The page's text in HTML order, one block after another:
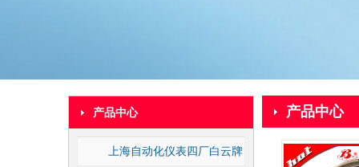
产品中心
上海自动化仪表四厂白云牌
产品中心